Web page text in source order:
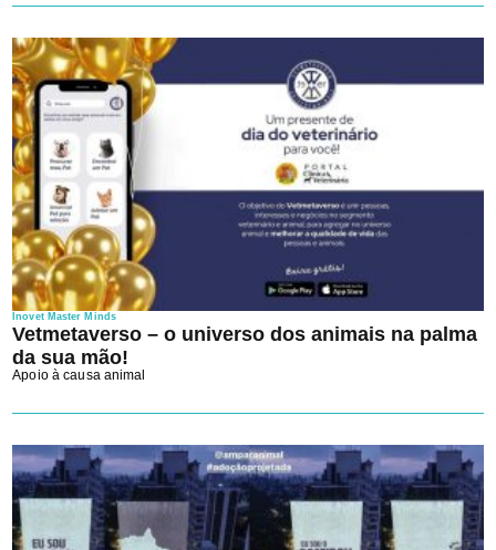
Inovet Master Minds
Vetmetaverso – o universo dos animais na palma
da sua mão!
Apoio à causa animal